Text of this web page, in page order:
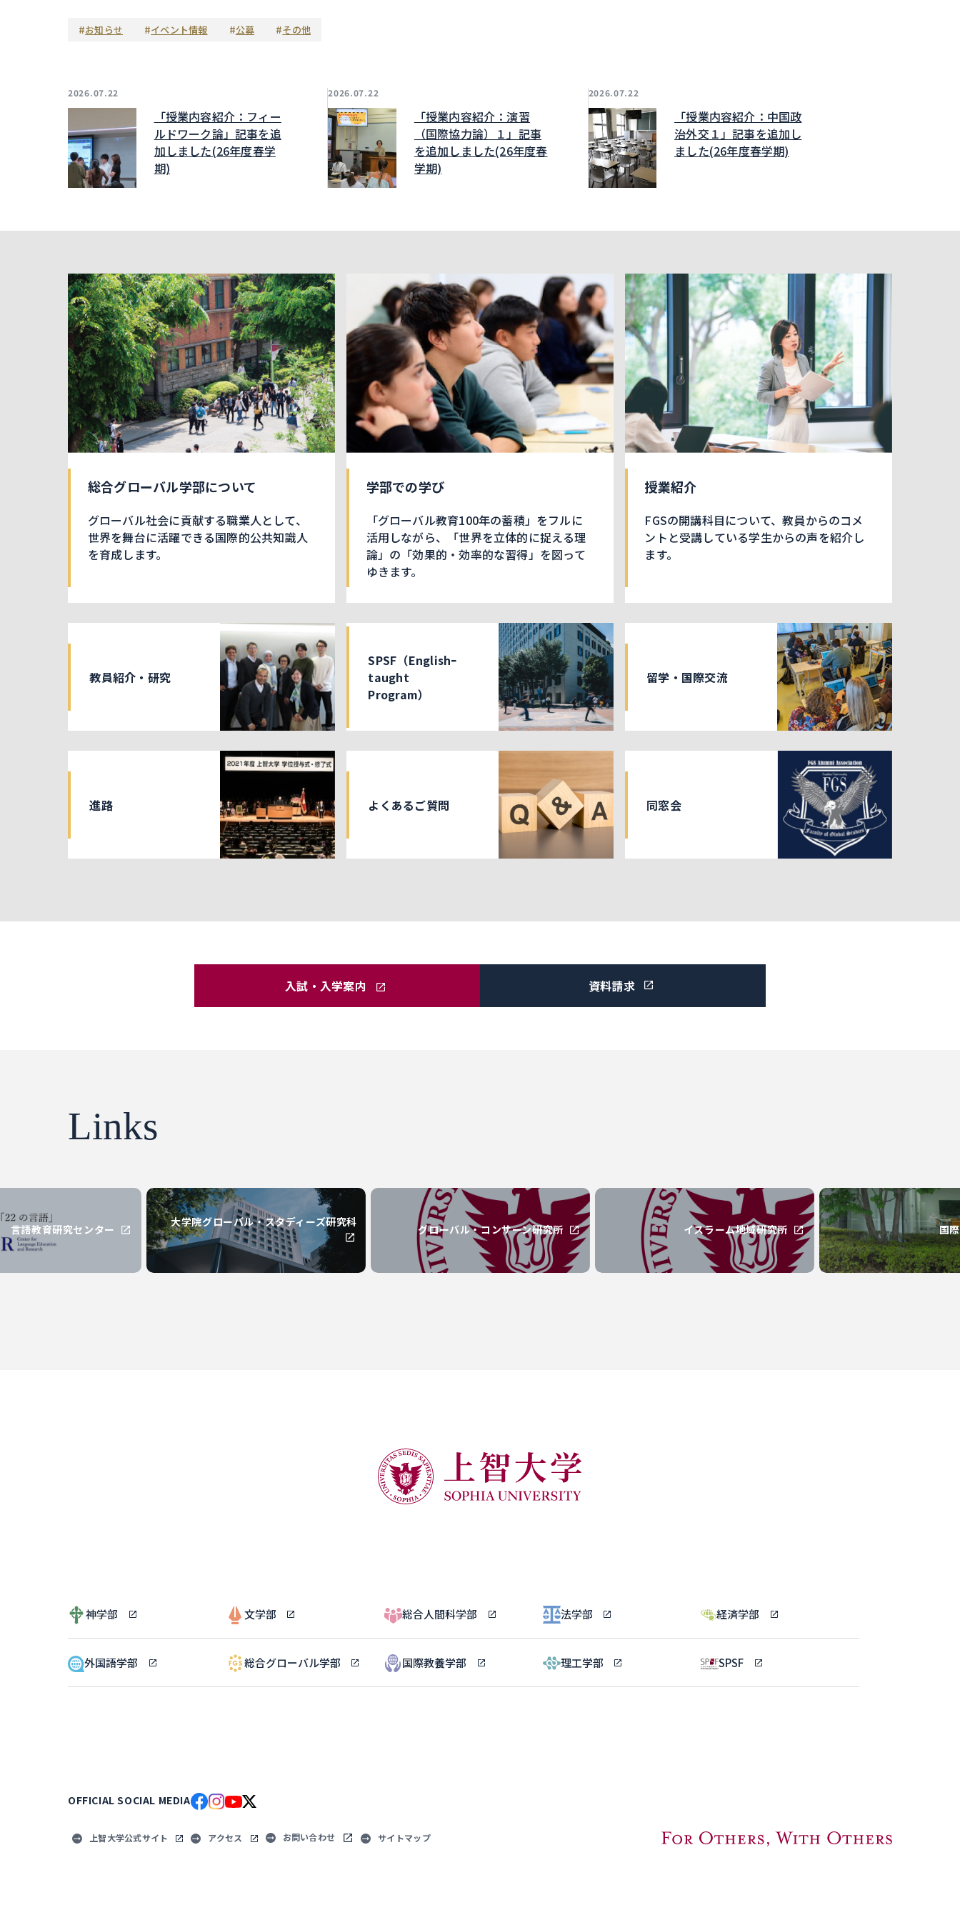
#お知らせ #イベント情報 #公募 #その他
2026.07.22
「授業内容紹介：フィー
ルドワーク論」記事を追
加しました(26年度春学
期)
2026.07.22
「授業内容紹介：演習
（国際協力論）１」記事
を追加しました(26年度春
学期)
2026.07.22
「授業内容紹介：中国政
治外交１」記事を追加し
ました(26年度春学期)
総合グローバル学部について
グローバル社会に貢献する職業人として、
世界を舞台に活躍できる国際的公共知識人
を育成します。
学部での学び
「グローバル教育100年の蓄積」をフルに
活用しながら、「世界を立体的に捉える理
論」の「効果的・効率的な習得」を図って
ゆきます。
授業紹介
FGSの開講科目について、教員からのコメ
ントと受講している学生からの声を紹介し
ます。
教員紹介・研究
SPSF（Englishｰ
taught
Program）
留学・国際交流
進路 よくあるご質問 同窓会
入試・入学案内 資料請求
Links
言語教育研究センター
大学院グローバル・スタディーズ研究科
グローバル・コンサーン研究所 イスラーム地域研究所 国
神学部 文学部 総合人間科学部 法学部 経済学部
外国語学部 総合グローバル学部 国際教養学部 理工学部 SPSF
OFFICIAL SOCIAL MEDIA
上智大学公式サイト アクセス お問い合わせ サイトマップ